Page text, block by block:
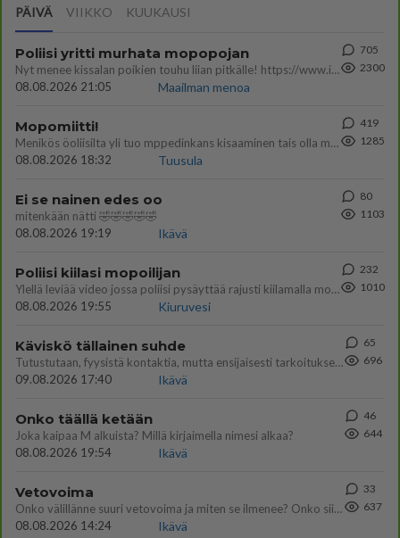
PÄIVÄ VIIKKO KUUKAUSI
Poliisi yritti murhata mopopojan
Nyt menee kissalan poikien touhu liian pitkälle! https://www.is.fi/kotimaa/art-2000012193221.html Karu video mopomiiti
08.08.2026 21:05
Maailman menoa
705
2300
Mopomiitti!
Menikös öoliisilta yli tuo mppedinkans kisaaminen tais olla melkoinen riski vahigoittaa tarpeettomasti jopa kuolla tuoss
08.08.2026 18:32
Tuusula
419
1285
Ei se nainen edes oo
mitenkään nätti 🤣🤣🤣🤣🤣
08.08.2026 19:19
Ikävä
80
1103
Poliisi kiilasi mopoilijan
Ylellä leviää video jossa poliisi pysäyttää rajusti kiilamalla mopo pojan. Toivottavasti poliisi ottaa tuosta mallia myö
08.08.2026 19:55
Kiuruvesi
232
1010
Käviskö tällainen suhde
Tutustutaan, fyysistä kontaktia, mutta ensijaisesti tarkoituksena ei ole aloittaa mitään virallista tai rikkoa mitään? E
09.08.2026 17:40
Ikävä
65
696
Onko täällä ketään
Joka kaipaa M alkuista? Millä kirjaimella nimesi alkaa?
08.08.2026 19:54
Ikävä
46
644
Vetovoima
Onko välillänne suuri vetovoima ja miten se ilmenee? Onko siitä haittaa?
08.08.2026 14:24
Ikävä
33
637